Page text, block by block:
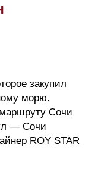
закупил
морю.
Сочи
— Сочи
ROY STAR